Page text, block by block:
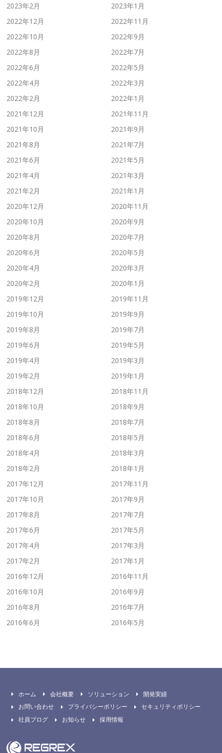
2023年2月
2023年1月
2022年12月
2022年11月
2022年10月
2022年9月
2022年8月
2022年7月
2022年6月
2022年5月
2022年4月
2022年3月
2022年2月
2022年1月
2021年12月
2021年11月
2021年10月
2021年9月
2021年8月
2021年7月
2021年6月
2021年5月
2021年4月
2021年3月
2021年2月
2021年1月
2020年12月
2020年11月
2020年10月
2020年9月
2020年8月
2020年7月
2020年6月
2020年5月
2020年4月
2020年3月
2020年2月
2020年1月
2019年12月
2019年11月
2019年10月
2019年9月
2019年8月
2019年7月
2019年6月
2019年5月
2019年4月
2019年3月
2019年2月
2019年1月
2018年12月
2018年11月
2018年10月
2018年9月
2018年8月
2018年7月
2018年6月
2018年5月
2018年4月
2018年3月
2018年2月
2018年1月
2017年12月
2017年11月
2017年10月
2017年9月
2017年8月
2017年7月
2017年6月
2017年5月
2017年4月
2017年3月
2017年2月
2017年1月
2016年12月
2016年11月
2016年10月
2016年9月
2016年8月
2016年7月
2016年6月
2016年5月
ホーム 会社概要 ソリューション
開発実績
お問い合わせ
プライバシーポリシー
セキュリティポリシー
社員ブログ
お知らせ 採用情報